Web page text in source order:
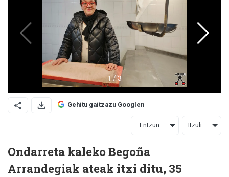
Gehitu gaitzazu Googlen
Entzun Itzuli
Ondarreta kaleko Begoña
Arrandegiak ateak itxi ditu, 35